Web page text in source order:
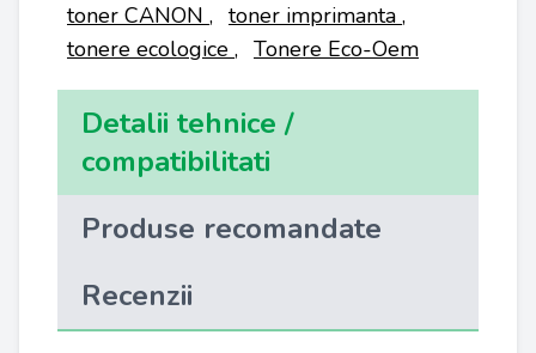
toner CANON , toner imprimanta ,
tonere ecologice , Tonere Eco-Oem
Detalii tehnice /
compatibilitati
Produse recomandate
Recenzii